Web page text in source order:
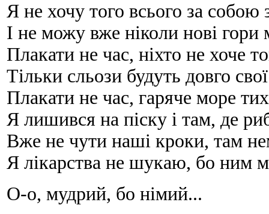
Я не хочу того всього за собою
І не можу вже ніколи нові гори
Плакати не час, ніхто не хоче
Тільки сльози будуть довго
Плакати не час, гаряче море
Я лишився на піску і там, де
Вже не чути наші кроки, там
Я лікарства не шукаю, бо ним
О-о, мудрий, бо німий...